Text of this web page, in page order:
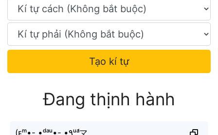
Tạo kí tự
Đang thịnh hành
(ᴇᵐ•- •ᵈᵃᵘ•- •۹ᵘᵃ́マ